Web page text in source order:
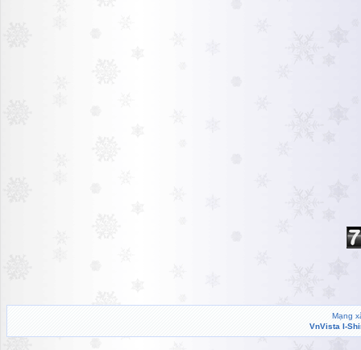
Mạng
VnVista I-